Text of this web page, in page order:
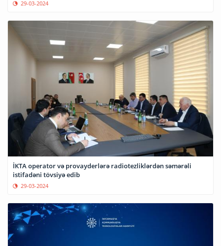
29-03-2024
İKTA operator və provayderlərə radiotezliklərdən səmərəli
istifadəni tövsiyə edib
29-03-2024